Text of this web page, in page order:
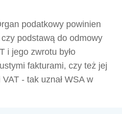
podatkowy powinien
podstawą do odmowy
i jego zwrotu było
fakturami, czy też jej
- tak uznał WSA w